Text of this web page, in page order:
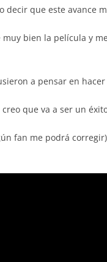
decir que este avance
bien la película y
a pensar en
que va a ser un
fan me podrá